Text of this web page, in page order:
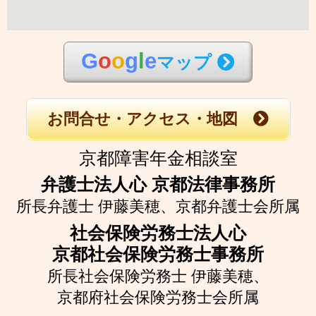
Googleマップ
お問合せ・アクセス・地図
京都障害年金相談室
弁護士法人心 京都法律事務所
所長弁護士 伊藤美穂、 京都弁護士会所属
社会保険労務士法人心
京都社会保険労務士事務所
所長社会保険労務士 伊藤美穂、
京都府社会保険労務士会所属